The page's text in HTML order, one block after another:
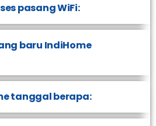
pasang WiFi:
baru IndiHome
tanggal berapa: